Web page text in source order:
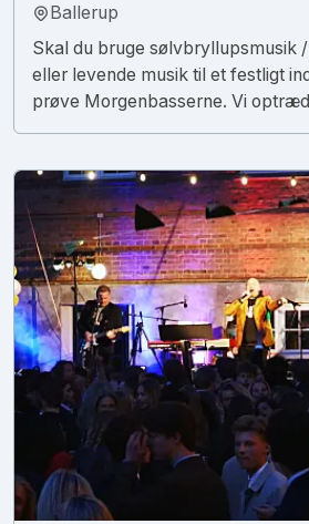
Ballerup
Skal du bruge sølvbryllupsmusik
eller levende musik til et festligt
prøve Morgenbasserne. Vi